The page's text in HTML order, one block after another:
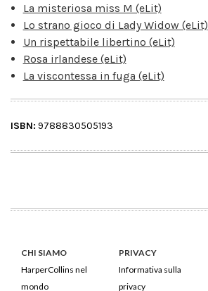
La misteriosa miss M (eLit)
Lo strano gioco di Lady Widow (eLit)
Un rispettabile libertino (eLit)
Rosa irlandese (eLit)
La viscontessa in fuga (eLit)
ISBN: 9788830505193
CHI SIAMO
HarperCollins nel
mondo
PRIVACY
Informativa sulla
privacy